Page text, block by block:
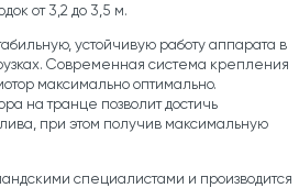
от 3,2 до 3,5 м.
устойчивую работу аппарата в
Современная система крепления
максимально оптимально.
на транце позволит достичь
при этом получив максимальную
специалистами и производится